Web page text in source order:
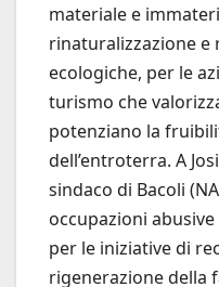
materiale e
rinaturalizzazione
ecologiche, per le
turismo che
potenziano la
dell’entroterra. A
sindaco di Bacoli
occupazioni
per le iniziative di
rigenerazione della